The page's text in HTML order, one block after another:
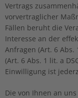
Vertrags
vorvertraglicher
Fällen beruht die
Interesse an der
Anfragen (Art. 6 Abs.
(Art. 6 Abs. 1 lit. a
Einwilligung ist
Die von Ihnen an